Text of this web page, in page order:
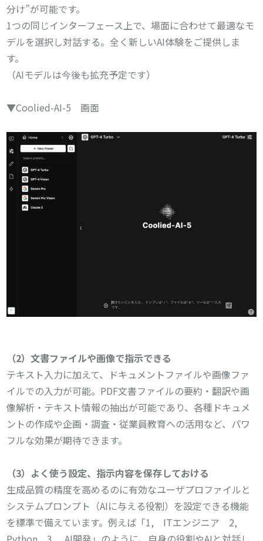
分け”が可能です。
1つの同じインターフェース上で、場面に合わせて最適なモ
デルを選択し対話する。全く新しいAI体験をご提供しま
す。
（AIモデルは今後も拡充予定です）
▼Coolied-AI-5 画面
（2）文書ファイルや画像で指示できる
テキスト入力に加えて、ドキュメントファイルや画像ファ
イルでの入力が可能。PDF文書ファイルの要約・翻訳や画
像解析・テキスト情報の抽出が可能であり、各種ドキュメ
ントの作成や企画・調査・従業員教育への活用など、パワ
フルな効果が期待できます。
（3）よく使う設定、指示内容を保存しておける
生成品質の精度を高めるのに有効なユーザプロファイルと
システムプロンプト（AIに与える役割）を設定できる機能
を標準で備えています。例えば「1, ITエンジニア 2,